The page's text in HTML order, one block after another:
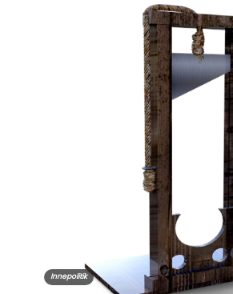
Innepolitik